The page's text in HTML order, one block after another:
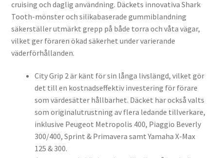
cruising och daglig användning. Däckets innovativa Shark
Tooth-mönster och silikabaserade gummiblandning
säkerställer utmärkt grepp på både torra och våta vägar,
vilket ger föraren ökad säkerhet under varierande
väderförhållanden.
City Grip 2 är känt för sin långa livslängd, vilket gör
det till en kostnadseffektiv investering för förare
som värdesätter hållbarhet. Däcket har också valts
som originalutrustning av flera ledande tillverkare,
inklusive Peugeot Metropolis 400, Piaggio Beverly
300/400, Sprint & Primavera samt Yamaha X-Max
125 & 300.